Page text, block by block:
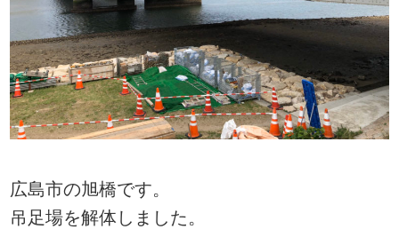
広島市の旭橋です。
吊足場を解体しました。